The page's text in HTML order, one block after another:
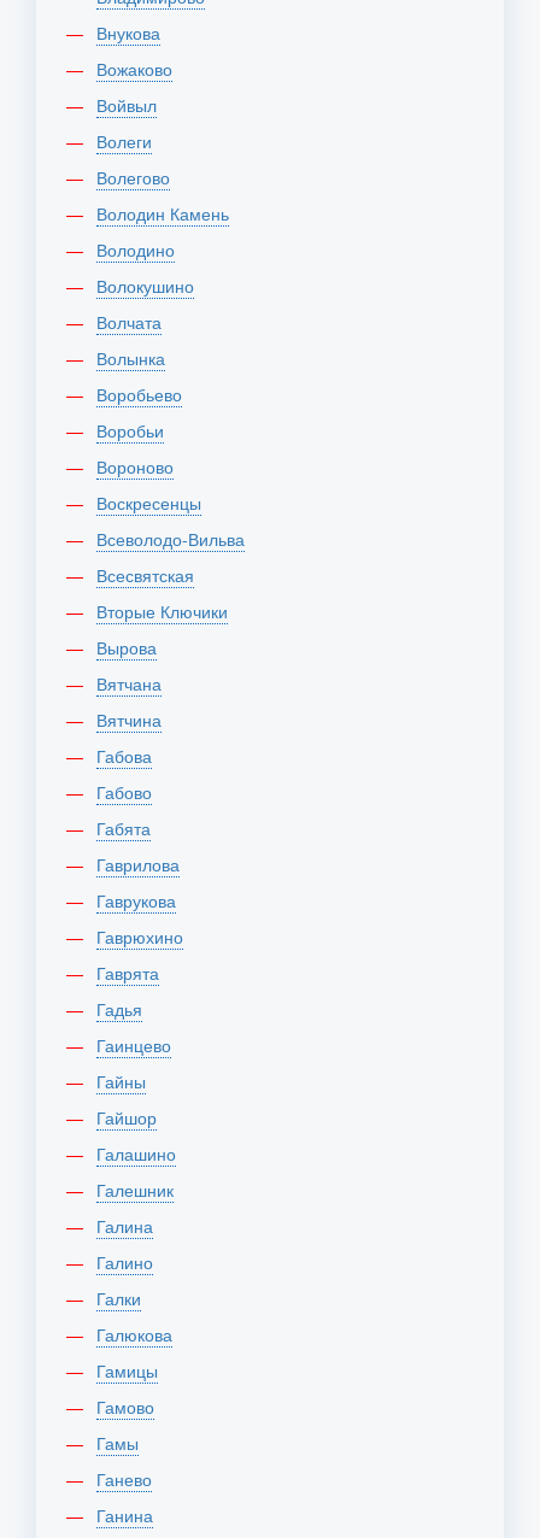
Внукова
Вожаково
Войвыл
Волеги
Волегово
Володин Камень
Володино
Волокушино
Волчата
Волынка
Воробьево
Воробьи
Вороново
Воскресенцы
Всеволодо-Вильва
Всесвятская
Вторые Ключики
Вырова
Вятчана
Вятчина
Габова
Габово
Габята
Гаврилова
Гаврукова
Гаврюхино
Гаврята
Гадья
Гаинцево
Гайны
Гайшор
Галашино
Галешник
Галина
Галино
Галки
Галюкова
Гамицы
Гамово
Гамы
Ганево
Ганина